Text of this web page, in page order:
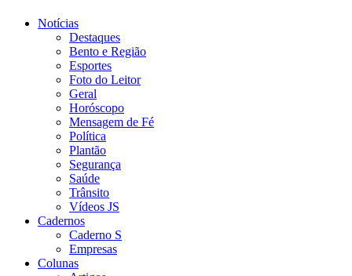
Notícias
Destaques
Bento e Região
Esportes
Foto do Leitor
Geral
Horóscopo
Mensagem de Fé
Política
Plantão
Segurança
Saúde
Trânsito
Vídeos JS
Cadernos
Caderno S
Empresas
Colunas